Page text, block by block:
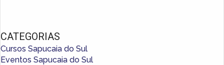
CATEGORIAS
Cursos Sapucaia do Sul
Eventos Sapucaia do Sul